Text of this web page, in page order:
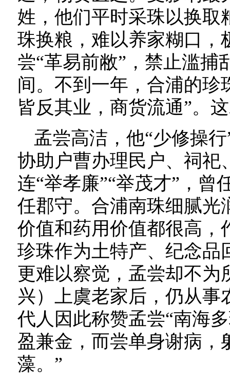
姓，他们平时采珠以换取
珠换粮，难以养家糊口，
尝“革易前敝”，禁止滥捕
间。不到一年，合浦的珍
皆反其业，商货流通”。
孟尝高洁，他“少修操
协助户曹办理民户、祠祀
连“举孝廉”“举茂才”，
任郡守。合浦南珠细腻光
价值和药用价值都很高，
珍珠作为土特产、纪念品
更难以察觉，孟尝却不为
兴）上虞老家后，仍从
代人因此称赞孟尝“南海
盈兼金，而尝单身谢病，
藻。”